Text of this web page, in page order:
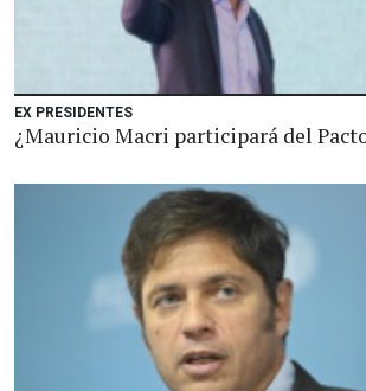
EX PRESIDENTES
¿Mauricio Macri participará del